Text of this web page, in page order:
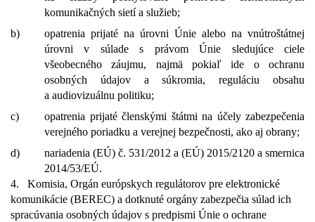
komunikačných sietí a služieb;
b)
opatrenia prijaté na úrovni Únie alebo na vnútroštátnej
úrovni v súlade s právom Únie sledujúce ciele
všeobecného záujmu, najmä pokiaľ ide o ochranu
osobných údajov a súkromia, reguláciu obsahu
a audiovizuálnu politiku;
c)
opatrenia prijaté členskými štátmi na účely zabezpečenia
verejného poriadku a verejnej bezpečnosti, ako aj obrany;
d)
nariadenia (EÚ) č. 531/2012 a (EÚ) 2015/2120 a smernica
2014/53/EÚ.
4.
Komisia, Orgán európskych regulátorov pre elektronické
komunikácie (BEREC) a dotknuté orgány zabezpečia súlad ich
spracúvania osobných údajov s predpismi Únie o ochrane